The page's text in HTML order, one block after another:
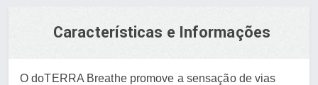
Características e Informações
O doTERRA Breathe promove a sensação de vias